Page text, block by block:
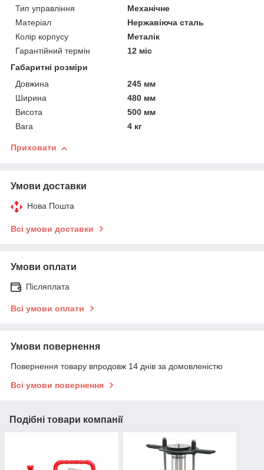
Тип управління
Механічне
Матеріал
Нержавіюча сталь
Колір корпусу
Металік
Гарантійний термін
12 міс
Габаритні розміри
Довжина
245 мм
Ширина
480 мм
Висота
500 мм
Вага
4 кг
Приховати
Умови доставки
Нова Пошта
Всі умови доставки
Умови оплати
Післяплата
Всі умови оплати
Умови повернення
Повернення товару впродовж 14 днів за домовленістю
Всі умови повернення
Подібні товари компанії